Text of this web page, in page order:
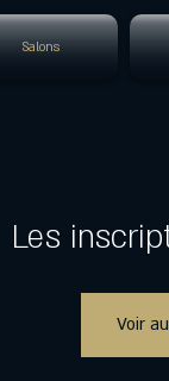
Salons
Les
Voir